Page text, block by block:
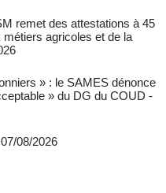
remet des attestations à 45
agricoles et de la
» : le SAMES dénonce
» du DG du COUD -
08/2026